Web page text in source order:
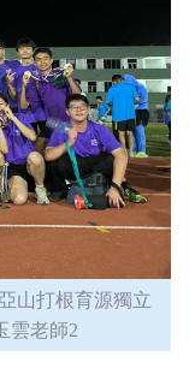
山打根育源獨立
雲老師2